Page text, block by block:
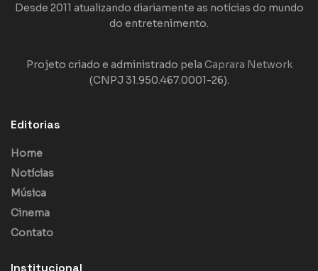
Desde 2011 atualizando diariamente as notícias do mundo
do entretenimento.
Projeto criado e administrado pela Caprara Network
(CNPJ 31.950.467.0001-26).
Editorias
Home
Notícias
Música
Cinema
Contato
Institucional